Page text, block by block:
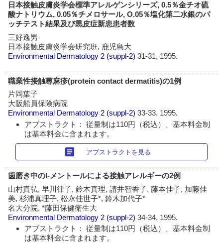
日本接触皮膚炎学会標準アレルゲンシリーズ, 0.5％金チオ硫
酸ナトリウム, 0.05％チメロサール, O.05％塩化第二水銀のパ
ッチテスト結果及び黒皮症新患患者数
三好逸男
日本接触皮膚炎学会研究班, 鹿児島大
Environmental Dermatology 2 (suppl-2)31-31, 1995.
職業性接触蕁麻疹(protein contact dermatitis)の1例
片岡葉子
大阪船員保険病院
Environmental Dermatology 2 (suppl-2)33-33, 1995.
アブストラクト： 従量制は110円（税込）、基本料金制
は基本料金に含まれます。
article アブストラクトを見る
歯磨き中のl-メントールによる接触アレルギーの2例
山村真弘, 早川律子, 鈴木真理, 請井智香子, 藤本佳子, 加藤佳
美, 杉浦真理子, 松永佳世子*, 鈴木加代子*
名大分院, *藤田保健衛生大
Environmental Dermatology 2 (suppl-2)34-34, 1995.
アブストラクト： 従量制は110円（税込）、基本料金制
は基本料金に含まれます。